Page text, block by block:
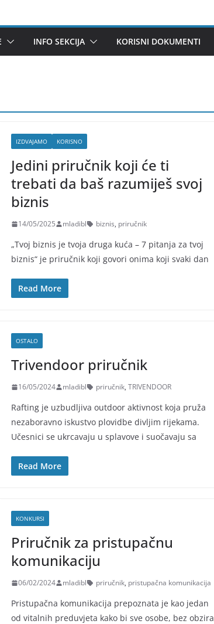
INFO SEKCIJA KORISNI DOKUMENTI
IZDVAJAMO KORISNO
Jedini priručnik koji će ti
trebati da baš razumiješ svoj
biznis
14/05/2025 mladibl biznis, priručnik
„Tvoj biznis je tvoja druga kuća – 7 pitanja za tvoj
biznis“ je priručnik koji govori onima koji svaki dan
Read More
OSTALO
Trivendoor priručnik
16/05/2024 mladibl priručnik, TRIVENDOOR
Rafting je uzbudljiva outdoor aktivnost koja pruža
nezaboravno iskustvo plovidbe divljim rijekama.
Učesnici se ukrcavaju u splavove i suočavaju sa
Read More
KONKURSI
Priručnik za pristupačnu
komunikaciju
06/02/2024 mladibl priručnik, pristupačna komunikacija
Pristupačna komunikacija prepoznata je kao jedan
od vitalnih preduvjeta kako bi sve osobe, bez obzira